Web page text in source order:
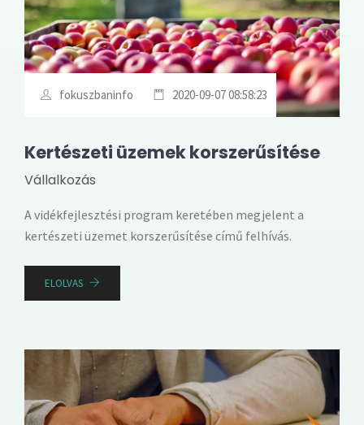
fokuszbaninfo 2020-09-07 08:58:23
Kertészeti üzemek korszerűsítése
Vállalkozás
A vidékfejlesztési program keretében megjelent a
kertészeti üzemet korszerűsítése című felhívás.
ELOLVAS